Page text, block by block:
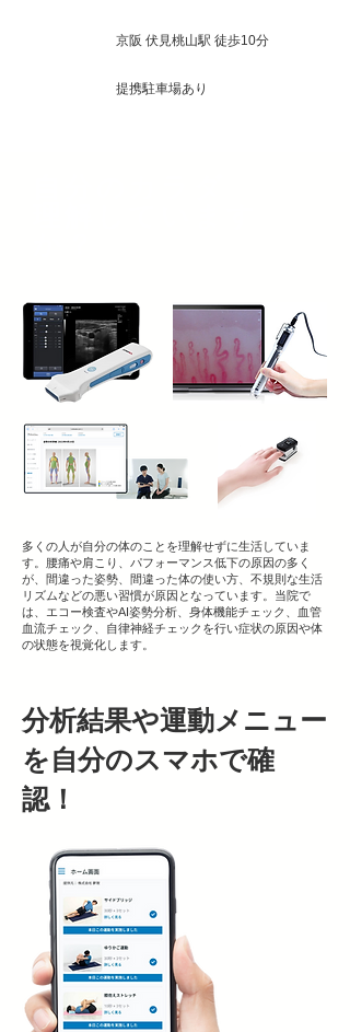
京阪 伏見桃山駅 徒歩10分
提携駐車場あり
​多くの人が自分の体のことを理解せずに生活していま
す。腰痛や肩こり、パフォーマンス低下の原因の多く
が、間違った姿勢、間違った体の使い方、不規則な生活
リズムなどの悪い習慣が原因となっています。当院で
は、エコー検査やAI姿勢分析、身体機能チェック、血管
血流チェック、自律神経チェックを行い症状の原因や体
の状態を視覚化します。
分析結果や運動メニュー
を自分のスマホで確
認！